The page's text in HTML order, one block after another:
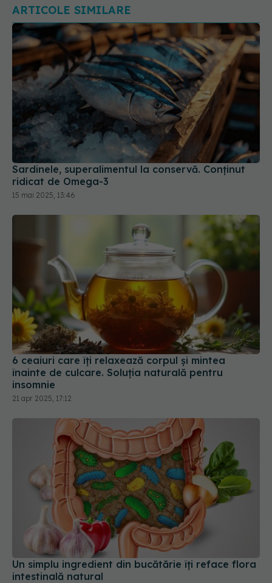
ARTICOLE SIMILARE
Sardinele, superalimentul la conservă. Conținut
ridicat de Omega-3
15 mai 2025, 13:46
6 ceaiuri care îți relaxează corpul și mintea
înainte de culcare. Soluția naturală pentru
insomnie
21 apr 2025, 17:12
Un simplu ingredient din bucătărie îți reface flora
intestinală natural